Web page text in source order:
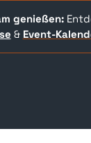
genießen:
& Event-